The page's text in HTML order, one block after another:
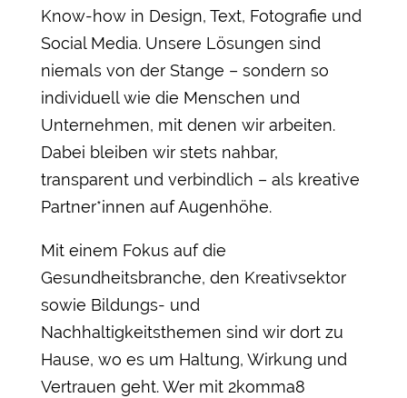
Know-how in Design, Text, Fotografie und
Social Media. Unsere Lösungen sind
niemals von der Stange – sondern so
individuell wie die Menschen und
Unternehmen, mit denen wir arbeiten.
Dabei bleiben wir stets nahbar,
transparent und verbindlich – als kreative
Partner*innen auf Augenhöhe.
Mit einem Fokus auf die
Gesundheitsbranche, den Kreativsektor
sowie Bildungs- und
Nachhaltigkeitsthemen sind wir dort zu
Hause, wo es um Haltung, Wirkung und
Vertrauen geht. Wer mit 2komma8